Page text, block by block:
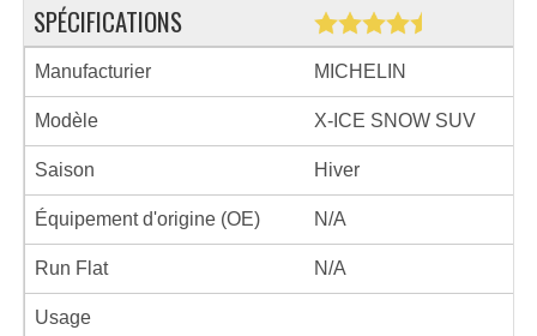
SPÉCIFICATIONS
Manufacturier MICHELIN
Modèle X-ICE SNOW SUV
Saison Hiver
Équipement d'origine (OE) N/A
Run Flat N/A
Usage